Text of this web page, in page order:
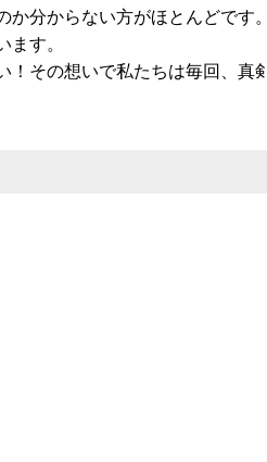
か分からない方がほとんどです
ます。
！その想いで私たちは毎回、真